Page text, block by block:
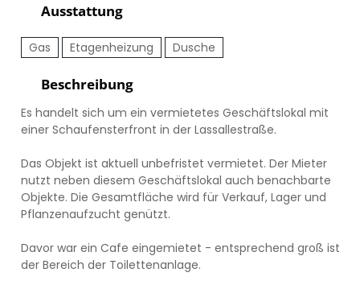
Beschreibung
Es handelt sich um ein vermietetes Geschäftslokal mit
einer Schaufensterfront in der Lassallestraße.
Das Objekt ist aktuell unbefristet vermietet. Der Mieter
nutzt neben diesem Geschäftslokal auch benachbarte
Objekte. Die Gesamtfläche wird für Verkauf, Lager und
Pflanzenaufzucht genützt.
Davor war ein Cafe eingemietet - entsprechend groß ist
der Bereich der Toilettenanlage.
Ausstattung
Gas Etagenheizung Dusche